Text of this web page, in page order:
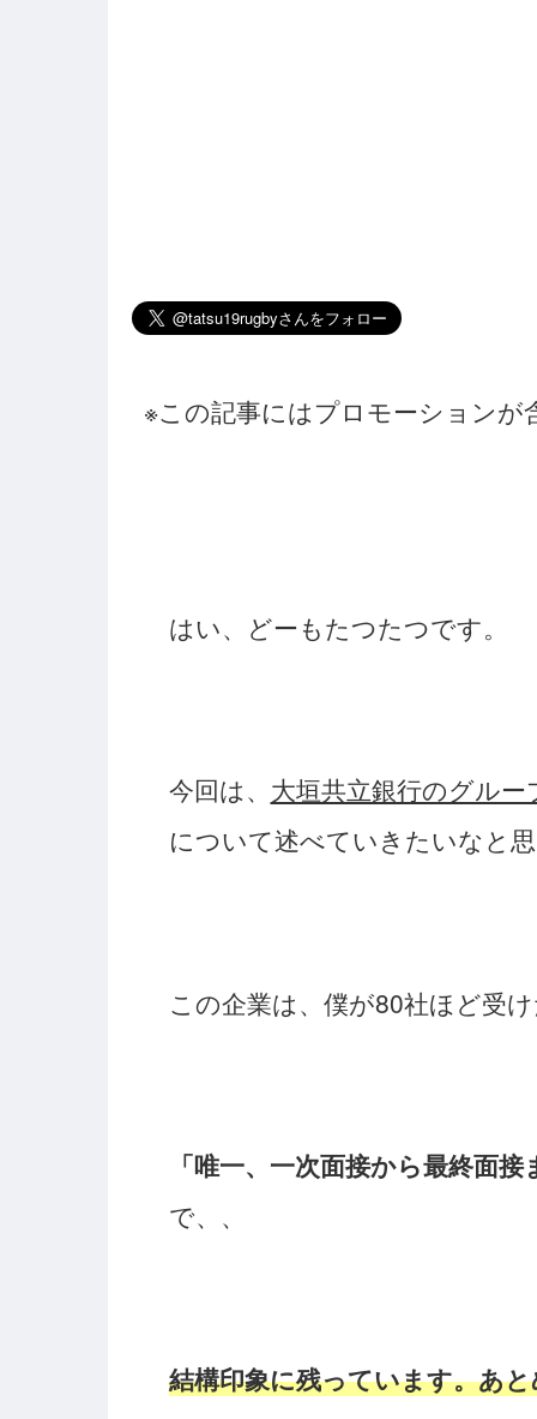
※この記事にはプロモーションが
はい、どーもたつたつです。
今回は、 大垣共立銀行のグル
について述べていきたいなと
この企業は、僕が80社ほど受
「唯一、一次面接から最終面
で、、
結構印象に残っています。あ